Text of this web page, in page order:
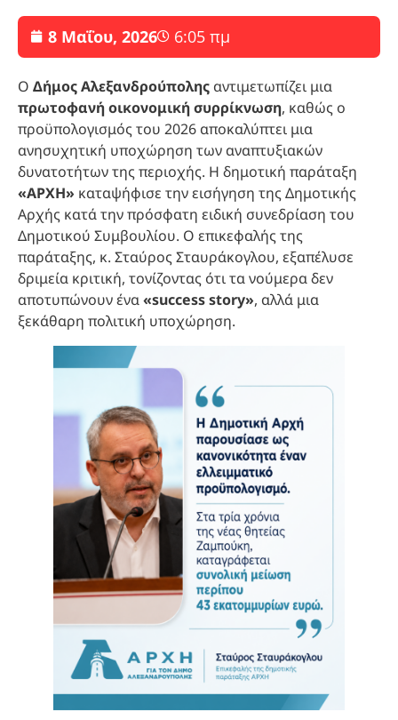
8 Μαΐου, 2026 6:05 πμ
Ο Δήμος Αλεξανδρούπολης αντιμετωπίζει μια
πρωτοφανή οικονομική συρρίκνωση, καθώς ο
προϋπολογισμός του 2026 αποκαλύπτει μια
ανησυχητική υποχώρηση των αναπτυξιακών
δυνατοτήτων της περιοχής. Η δημοτική παράταξη
«ΑΡΧΗ» καταψήφισε την εισήγηση της Δημοτικής
Αρχής κατά την πρόσφατη ειδική συνεδρίαση του
Δημοτικού Συμβουλίου. Ο επικεφαλής της
παράταξης, κ. Σταύρος Σταυράκογλου, εξαπέλυσε
δριμεία κριτική, τονίζοντας ότι τα νούμερα δεν
αποτυπώνουν ένα«success story», αλλά μια
ξεκάθαρη πολιτική υποχώρηση.